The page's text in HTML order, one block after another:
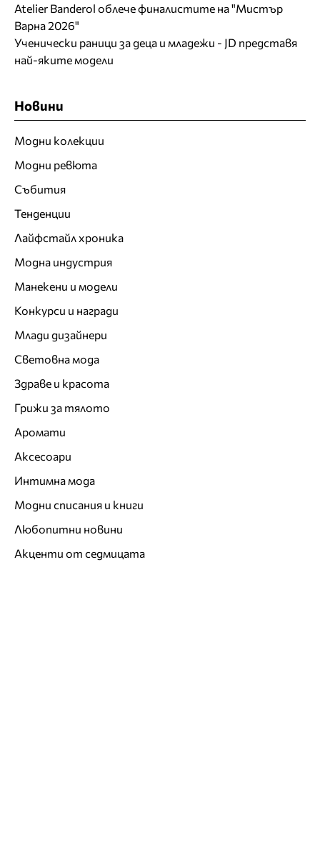
Atelier Banderol облече финалистите на "Мистър
Варна 2026"
Ученически раници за деца и младежи - JD представя
най-яките модели
Новини
Модни колекции
Модни ревюта
Събития
Тенденции
Лайфстайл хроника
Модна индустрия
Манекени и модели
Конкурси и награди
Млади дизайнери
Световна мода
Здраве и красота
Грижи за тялото
Аромати
Аксесоари
Интимна мода
Модни списания и книги
Любопитни новини
Акценти от седмицата